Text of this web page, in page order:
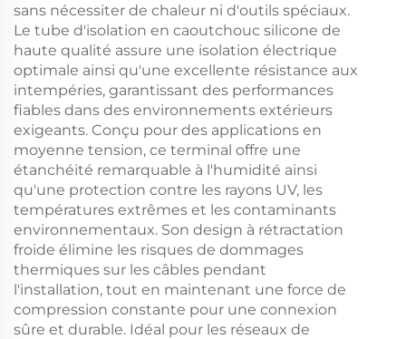
sans nécessiter de chaleur ni d'outils spéciaux.
Le tube d'isolation en caoutchouc silicone de
haute qualité assure une isolation électrique
optimale ainsi qu'une excellente résistance aux
intempéries, garantissant des performances
fiables dans des environnements extérieurs
exigeants. Conçu pour des applications en
moyenne tension, ce terminal offre une
étanchéité remarquable à l'humidité ainsi
qu'une protection contre les rayons UV, les
températures extrêmes et les contaminants
environnementaux. Son design à rétractation
froide élimine les risques de dommages
thermiques sur les câbles pendant
l'installation, tout en maintenant une force de
compression constante pour une connexion
sûre et durable. Idéal pour les réseaux de